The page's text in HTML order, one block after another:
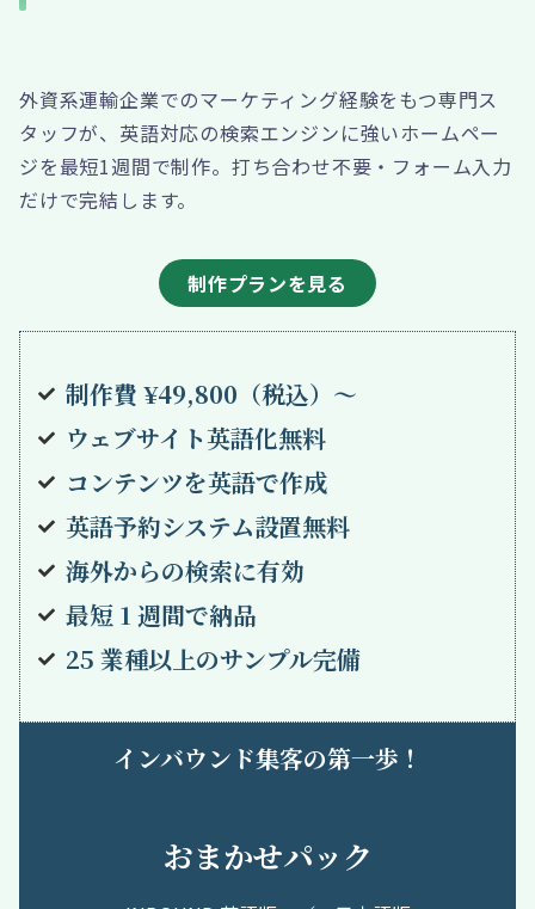
外資系運輸企業でのマーケティング経験をもつ専門ス
タッフが、英語対応の検索エンジンに強いホームペー
ジを最短1週間で制作。打ち合わせ不要・フォーム入力
だけで完結します。
制作プランを見る
制作費 ¥49,800（税込）〜
ウェブサイト英語化無料
コンテンツを英語で作成
英語予約システム設置無料
海外からの検索に有効
最短 1 週間で納品
25 業種以上のサンプル完備
インバウンド集客の第一歩！
おまかせパック